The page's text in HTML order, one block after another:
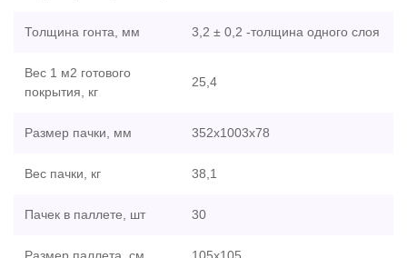
Толщина гонта, мм 3,2 ± 0,2 -толщина одного слоя
Вес 1 м2 готового
покрытия, кг
25,4
Размер пачки, мм 352х1003х78
Вес пачки, кг 38,1
Пачек в паллете, шт 30